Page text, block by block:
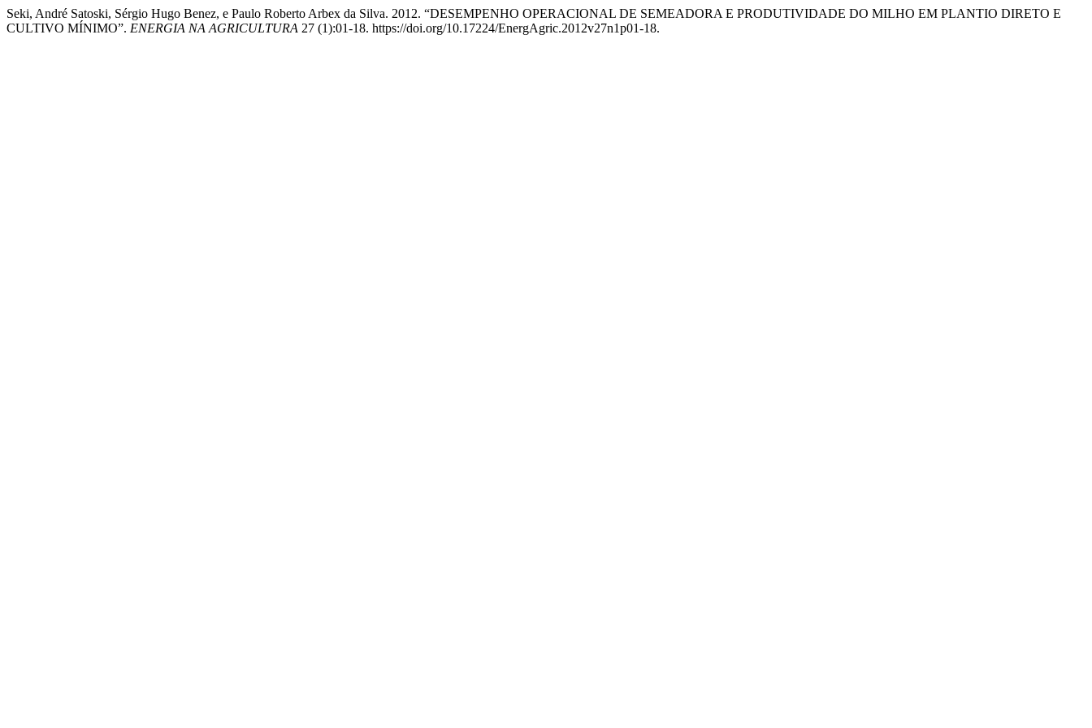
Seki, André Satoski, Sérgio Hugo Benez, e Paulo Roberto Arbex da Silva. 2012. “DESEMPENHO OPERACIONAL DE SEMEADORA E PRODUTIVIDADE DO MILHO EM PLANTIO DIRETO E
CULTIVO MÍNIMO”. ENERGIA NA AGRICULTURA 27 (1):01-18. https://doi.org/10.17224/EnergAgric.2012v27n1p01-18.